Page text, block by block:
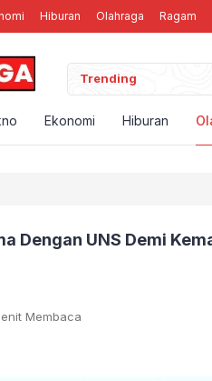
Hiburan Olahraga Ragam
Trending Mengenal
Ekonomi Hiburan
Dengan UNS Demi
Membaca